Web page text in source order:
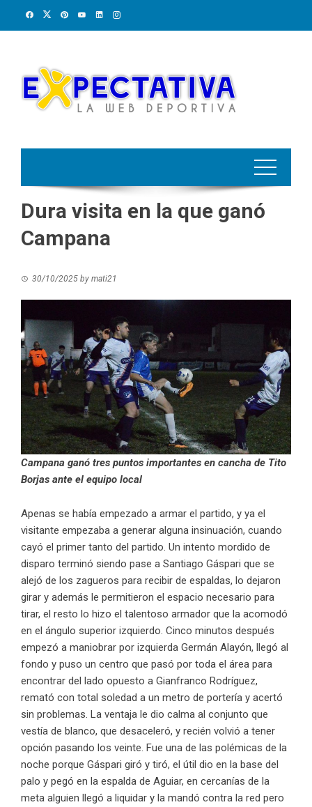
Dura visita en la que ganó
Campana
30/10/2025 by mati21
Campana ganó tres puntos importantes en cancha de Tito
Borjas ante el equipo local
Apenas se había empezado a armar el partido, y ya el
visitante empezaba a generar alguna insinuación, cuando
cayó el primer tanto del partido. Un intento mordido de
disparo terminó siendo pase a Santiago Gáspari que se
alejó de los zagueros para recibir de espaldas, lo dejaron
girar y además le permitieron el espacio necesario para
tirar, el resto lo hizo el talentoso armador que la acomodó
en el ángulo superior izquierdo. Cinco minutos después
empezó a maniobrar por izquierda Germán Alayón, llegó al
fondo y puso un centro que pasó por toda el área para
encontrar del lado opuesto a Gianfranco Rodríguez,
remató con total soledad a un metro de portería y acertó
sin problemas. La ventaja le dio calma al conjunto que
vestía de blanco, que desaceleró, y recién volvió a tener
opción pasando los veinte. Fue una de las polémicas de la
noche porque Gáspari giró y tiró, el útil dio en la base del
palo y pegó en la espalda de Aguiar, en cercanías de la
meta alguien llegó a liquidar y la mandó contra la red pero